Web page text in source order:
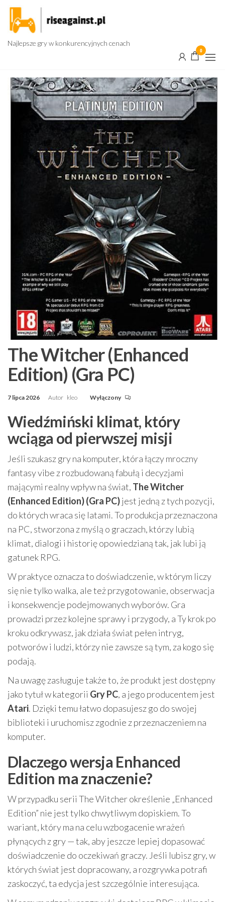
Przejdź
treści
Najlepsze gry w konkurencyjnych cenach
0
The Witcher (Enhanced
Edition) (Gra PC)
7 lipca 2026 Autor kleo Wyłączony
Wiedźmiński klimat, który
wciąga od pierwszej misji
Jeśli szukasz gry na komputer, która łączy mroczny
fantasy vibe z rozbudowaną fabułą i decyzjami
mającymi realny wpływ na świat, The Witcher
(Enhanced Edition) (Gra PC)jest jedną z tych pozycji,
do których wraca się latami. To produkcja przeznaczona
na PC, stworzona z myślą o graczach, którzy lubią
klimat, dialogi i historię opowiedzianą tak, jak lubi ją
gatunek RPG.
W praktyce oznacza to doświadczenie, w którym liczy
się nie tylko walka, ale też przygotowanie, obserwacja
i konsekwencje podejmowanych wyborów. Gra
prowadzi przez kolejne sprawy i przygody, a Ty krok po
kroku odkrywasz, jak działa świat pełen intryg,
potworów i ludzi, którzy nie zawsze są tym, za kogo się
podają.
Na uwagę zasługuje także to, że produkt jest dostępny
jako tytuł w kategorii Gry PC, a jego producentem jest
Atari. Dzięki temu łatwo dopasujesz go do swojej
biblioteki i uruchomisz zgodnie z przeznaczeniem na
komputer.
Dlaczego wersja Enhanced
Edition ma znaczenie?
W przypadku serii The Witcher określenie „Enhanced
Edition” nie jest tylko chwytliwym dopiskiem. To
wariant, który ma na celu wzbogacenie wrażeń
płynących z gry — tak, aby jeszcze lepiej dopasować
doświadczenie do oczekiwań graczy. Jeśli lubisz gry, w
których świat jest dopracowany, a rozgrywka potrafi
zaskoczyć, ta edycja jest szczególnie interesująca.